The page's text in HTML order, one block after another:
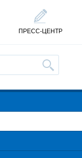
ПРЕСС-ЦЕНТР